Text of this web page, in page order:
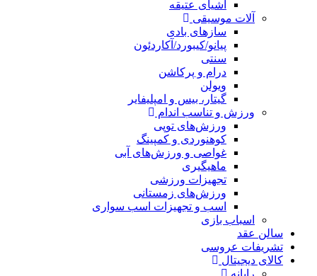
اشیای عتیقه
آلات موسیقی
سازهای بادی
پیانو/کیبورد/آکاردئون
سنتی
درام و پرکاشن
ویولن
گیتار، بیس و امپلیفایر
ورزش و تناسب اندام
ورزش‌های توپی
کوهنوردی و کمپینگ
غواصی و ورزش‌های آبی
ماهیگیری
تجهیزات ورزشی
ورزش‌های زمستانی
اسب و تجهیزات اسب سواری
اسباب‌ بازی
سالن عقد
تشریفات عروسی
کالای دیجیتال